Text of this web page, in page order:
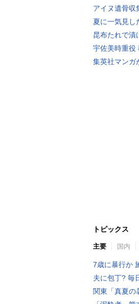
アイヌ遺骨収
夏に一気見し
昆布たれで漬
宇佐美時重役
集英社マンガ
トピックス
主要 国内
7歳に暴行か
夫に包丁? 毎
関東「真夏の